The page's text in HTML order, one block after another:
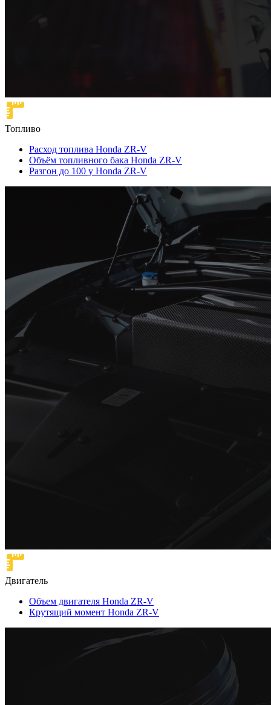
Топливо
Расход топлива Honda ZR-V
Объём топливного бака Honda ZR-V
Разгон до 100 у Honda ZR-V
Двигатель
Объем двигателя Honda ZR-V
Крутящий момент Honda ZR-V